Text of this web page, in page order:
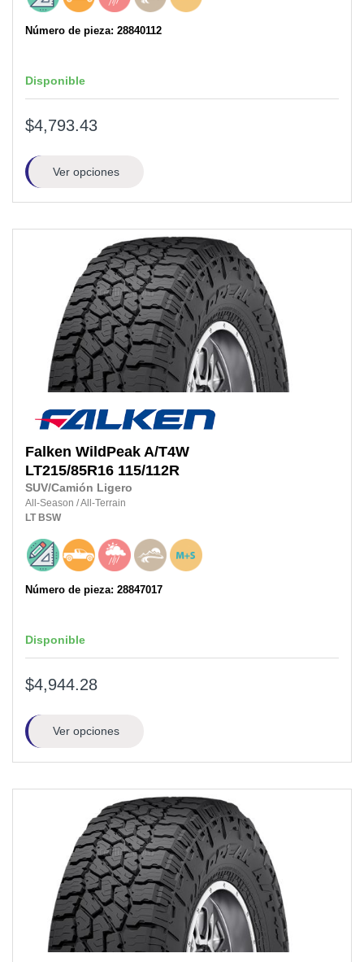
Número de pieza: 28840112
Disponible
$4,793.43
Ver opciones
Falken WildPeak A/T4W
LT215/85R16 115/112R
SUV/Camión Ligero
All-Season /All-Terrain
LT BSW
Número de pieza: 28847017
Disponible
$4,944.28
Ver opciones